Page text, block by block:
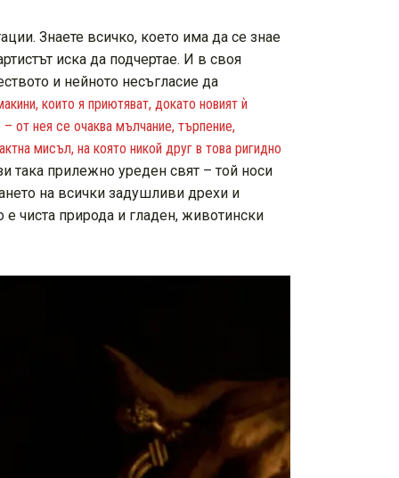
Знаете всичко, което има да се знае
иска да подчертае. И в своя
и нейното несъгласие да
които я приютяват, докато новият ѝ
от нея се очаква мълчание, търпение,
мисъл, на която никой друг в това ригидно
така прилежно уреден свят – той носи
на всички задушливи дрехи и
чиста природа и гладен, животински